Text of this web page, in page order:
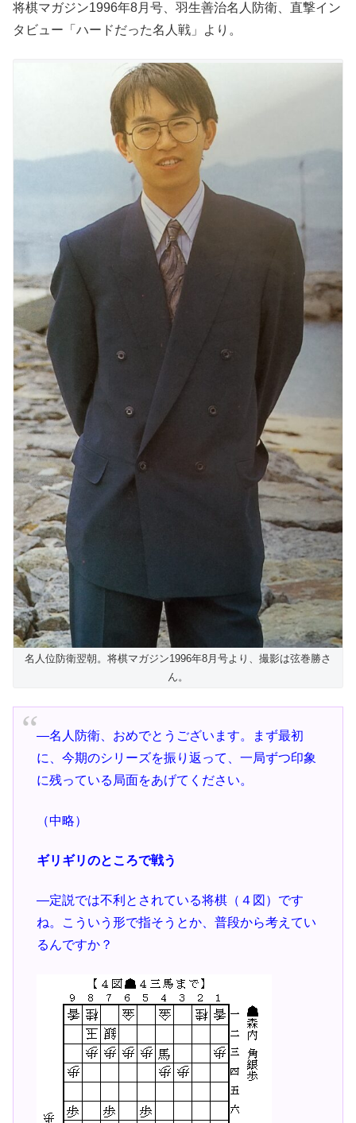
将棋マガジン1996年8月号、羽生善治名人防衛、直撃イン
タビュー「ハードだった名人戦」より。
名人位防衛翌朝。将棋マガジン1996年8月号より、撮影は弦巻勝さ
ん。
―名人防衛、おめでとうございます。まず最初
に、今期のシリーズを振り返って、一局ずつ印象
に残っている局面をあげてください。
（中略）
ギリギリのところで戦う
―定説では不利とされている将棋（４図）です
ね。こういう形で指そうとか、普段から考えてい
るんですか？